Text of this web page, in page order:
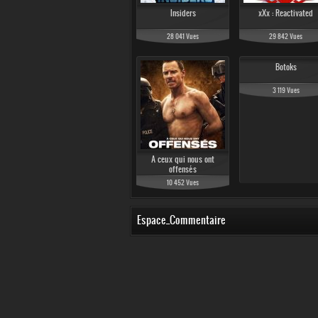
Insiders
28 041 Vues
xXx : Reactivated
29 842 Vues
A ceux qui nous ont
offensés
10 452 Vues
Botoks
3 119 Vues
Espace_Commentaire